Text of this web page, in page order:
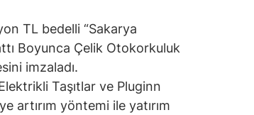
TL bedelli “Sakarya
Boyunca Çelik Otokorkuluk
imzaladı.
Taşıtlar ve Pluginn
artırım yöntemi ile yatırım